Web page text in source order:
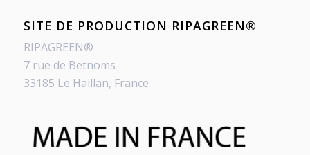
SITE DE PRODUCTION RIPAGREEN®
RIPAGREEN®
7 rue de Betnoms
33185 Le Haillan, France